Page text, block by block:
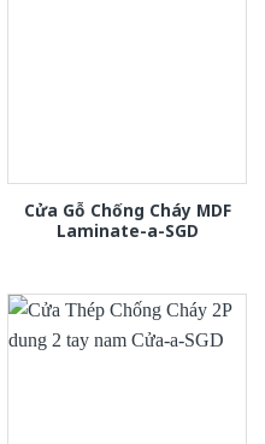
Cửa Gỗ Chống Cháy MDF
Laminate-a-SGD